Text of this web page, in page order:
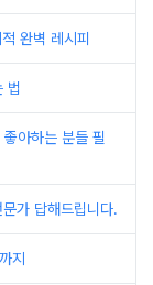
완벽 레시피
법
아하는 분들 필
가 답해드립니다.
지